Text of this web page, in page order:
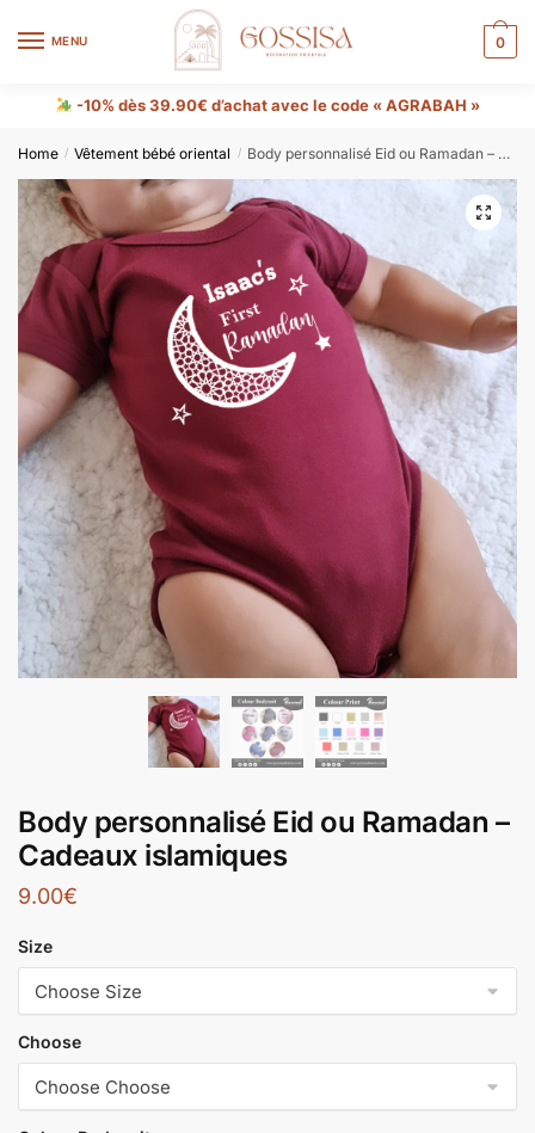
MENU 0
-10% dès 39.90€ d’achat avec le code « AGRABAH »
Home / Vêtement bébé oriental / Body personnalisé Eid ou Ramadan – Cadeaux islamiques
Body personnalisé Eid ou Ramadan –
Cadeaux islamiques
9.00€
Size
Choose